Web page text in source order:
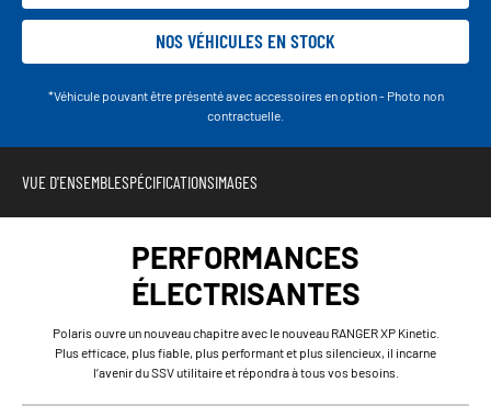
NOS VÉHICULES EN STOCK
*Véhicule pouvant être présenté avec accessoires en option - Photo non
contractuelle.
VUE D'ENSEMBLESPÉCIFICATIONSIMAGES
PERFORMANCES
ÉLECTRISANTES
Polaris ouvre un nouveau chapitre avec le nouveau RANGER XP Kinetic.
Plus efficace, plus fiable, plus performant et plus silencieux, il incarne
l’avenir du SSV utilitaire et répondra à tous vos besoins.